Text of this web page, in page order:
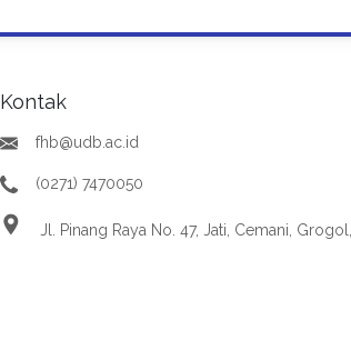
Kontak
fhb@udb.ac.id
(0271) 7470050
Jl. Pinang Raya No. 47, Jati, Cemani,